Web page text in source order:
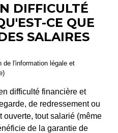
DIFFICULTÉ
CE QUE
SALAIRES
de l'information légale et
difficulté financière et
de redressement ou
tout salarié (même
de la garantie de